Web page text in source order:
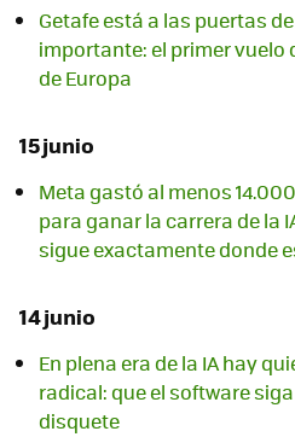
Getafe está a las puertas
importante: el primer vuelo
de Europa
15 junio
Meta gastó al menos
para ganar la carrera de la
sigue exactamente donde
14 junio
En plena era de la IA hay
radical: que el software
disquete